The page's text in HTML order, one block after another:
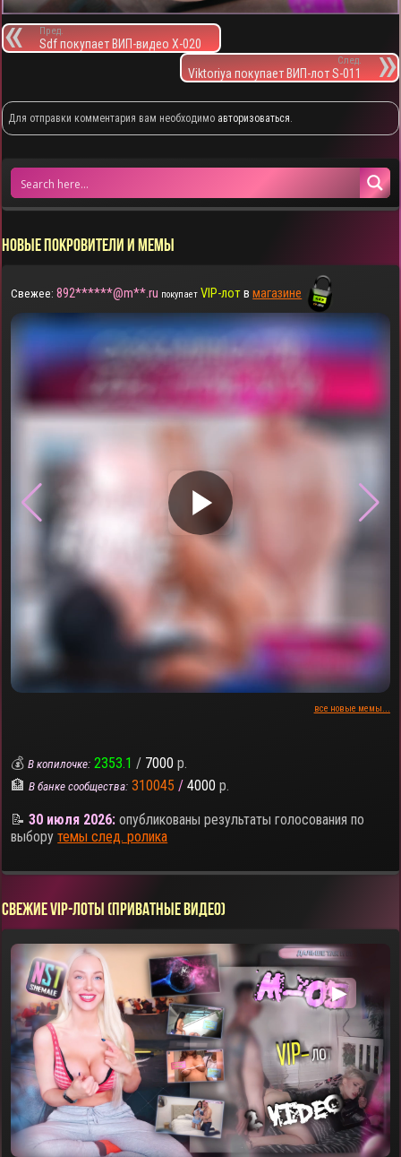
Пред.
Sdf покупает ВИП-видео X-020
След.
Viktoriya покупает ВИП-лот S-011
Для отправки комментария вам необходимо авторизоваться.
НОВЫЕ ПОКРОВИТЕЛИ И МЕМЫ
Свежее: 892******@m**.ru покупает VIP-лотвмагазине
▶
все новые мемы...
💰В копилочке: 2353.1 / 7000 р.
🏦В банке сообщества: 310045 / 4000 р.
📝30 июля 2026: опубликованы результаты голосования по
выборутемы след. ролика
СВЕЖИЕ VIP-ЛОТЫ (ПРИВАТНЫЕ ВИДЕО)
▶